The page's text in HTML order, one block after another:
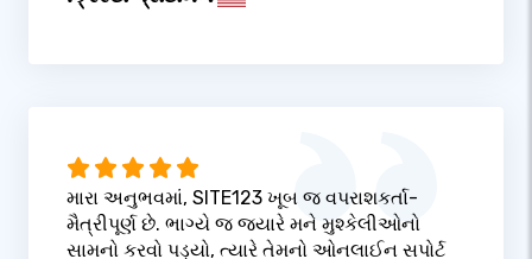
મારા અનુભવમાં, SITE123 ખૂબ જ વપરાશકર્તા-
મૈત્રીપૂર્ણ છે. ભાગ્યે જ જ્યારે મને મુશ્કેલીઓનો
સામનો કરવો પડ્યો, ત્યારે તેમનો ઓનલાઈન સપોર્ટ